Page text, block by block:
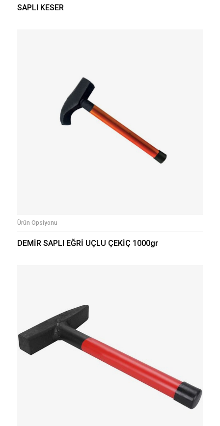
SAPLI KESER
Ürün Opsiyonu
DEMİR SAPLI EĞRİ UÇLU ÇEKİÇ 1000gr